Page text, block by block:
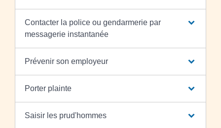
Contacter la police ou gendarmerie par
messagerie instantanée
Prévenir son employeur
Porter plainte
Saisir les prud'hommes